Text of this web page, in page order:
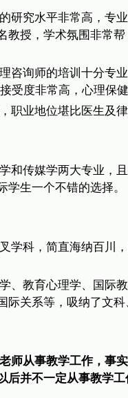
研究水平非常高，专
教授，学术氛围非常
咨询师的培训十分专
受度非常高，心理保健
职业地位堪比医生及律
和传媒学两大专业，
生一个不错的选择。
学科，简直海纳百川
、教育心理学、国际
际关系等，吸纳了文
师从事教学工作，事
后并不一定从事教学